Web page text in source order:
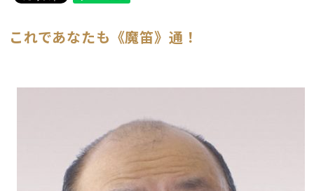
これであなたも《魔笛》通！